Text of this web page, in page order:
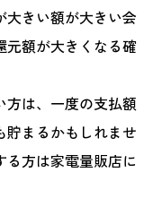
大きい額が大きい会
額が大きくなる確
方は、一度の支払額
貯まるかもしれませ
方は家電量販店に